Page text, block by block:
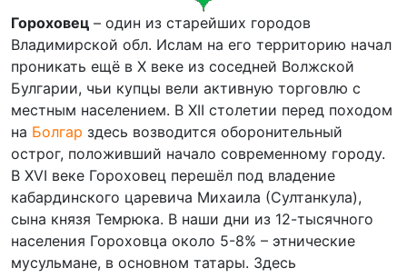
Гороховец – один из старейших городов
Владимирской обл. Ислам на его территорию начал
проникать ещё в X веке из соседней Волжской
Булгарии, чьи купцы вели активную торговлю с
местным населением. В XII столетии перед походом
на Болгар здесь возводится оборонительный
острог, положивший начало современному городу.
В XVI веке Гороховец перешёл под владение
кабардинского царевича Михаила (Султанкула),
сына князя Темрюка. В наши дни из 12-тысячного
населения Гороховца около 5-8% – этнические
мусульмане, в основном татары. Здесь